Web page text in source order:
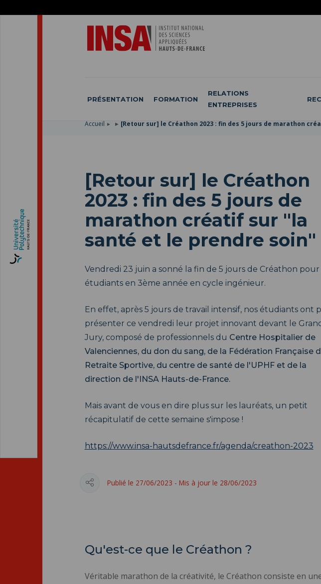
PRÉSENTATION FORMATION
RELATIONS
ENTREPRISES
Accueil [Retour sur] le Créathon 2023 : fin des 5 jours de marathon
[Retour sur] le Créathon
2023 : fin des 5 jours de
marathon créatif sur "la
santé et le prendre soin"
Vendredi 23 juin a sonné la fin de 5 jours de Créathon pour
étudiants en 3ème année en cycle ingénieur.
En effet, après 5 jours de travail intensif, nos étudiants ont
présenter ce vendredi leur projet innovant devant le
Jury, composé de professionnels du Centre Hospitalier de
Valenciennes, du don du sang, de la Fédération Française
Retraite Sportive, du centre de santé de l'UPHF et de la
direction de l'INSA Hauts-de-France.
Mais avant de vous en dire plus sur les lauréats, un petit
récapitulatif de cette semaine s'impose !
https://www.insa-hautsdefrance.fr/agenda/creathon-2023
Publié le 27/06/2023 - Mis à jour le 28/06/2023
Qu'est-ce que le Créathon ?
Véritable marathon de la créativité, le Créathon consiste en